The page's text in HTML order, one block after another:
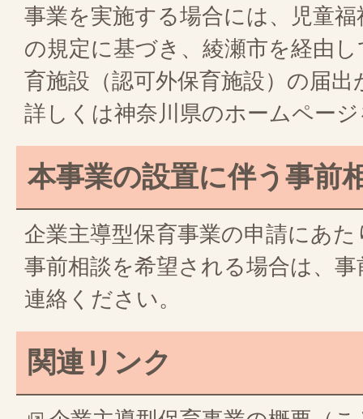
事業を実施する場合には、児童
の規定に基づき、綾瀬市を経由
育施設（認可外保育施設）の届出
詳しくは神奈川県のホームペー
本事業の設置に伴う事前
企業主導型保育事業の申請にあ
事前相談を希望される場合は、
連絡ください。
関連リンク